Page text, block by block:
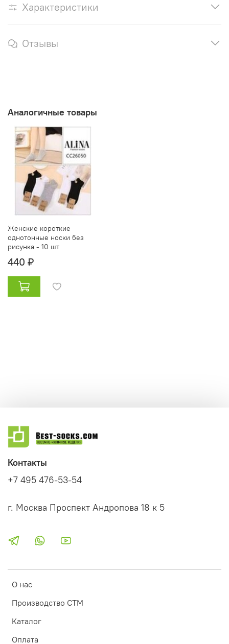
Характеристики
Отзывы
Аналогичные товары
Женские короткие
однотонные носки без
рисунка - 10 шт
440 ₽
О нас
Производство СТМ
Каталог
Оплата
Контакты
+7 495 476-53-54
г. Москва Проспект Андропова 18 к 5